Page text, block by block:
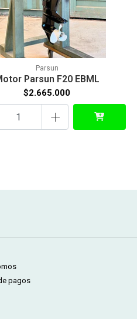
Parsun
Parsun F20 EBML
$2.665.000
+
pagos